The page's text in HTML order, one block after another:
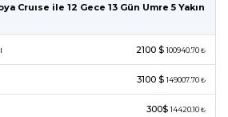
Cruıse ile 12 Gece 13 Gün Umre 5 Yakın
2100 $ 100940.70 ₺
3100 $ 149007.70 ₺
300$ 14420.10 ₺